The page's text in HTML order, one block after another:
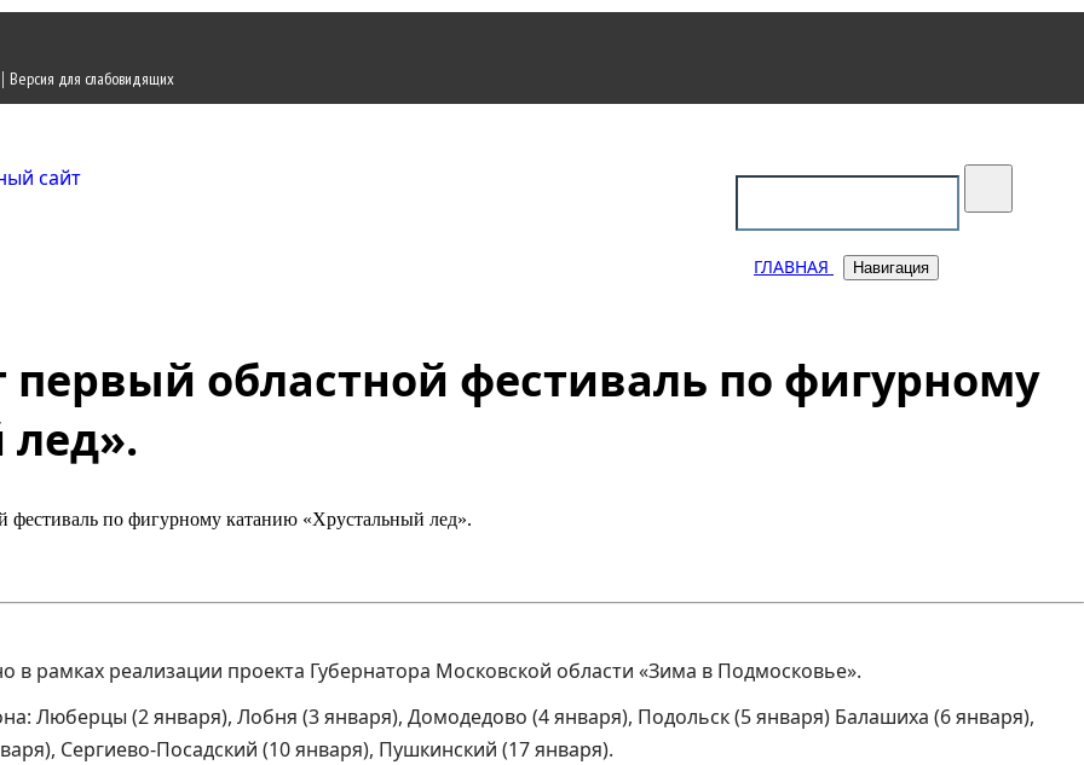
| Версия для слабовидящих
ГЛАВНАЯ Навигация
областной фестиваль по фигурному
фестиваль по фигурному катанию «Хрустальный лед».
в рамках реализации проекта Губернатора Московской области «Зима в Подмосковье».
Люберцы (2 января), Лобня (3 января), Домодедово (4 января), Подольск (5 января) Балашиха (6 января),
Сергиево-Посадский (10 января), Пушкинский (17 января).